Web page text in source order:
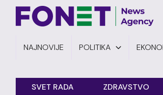
NAJNOVIJE POLITIKA
SVET RADA ZDRAVSTVO